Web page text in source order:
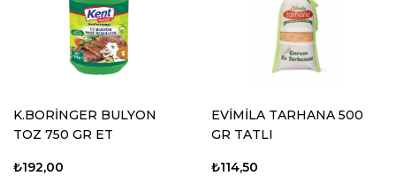
K.BORİNGER BULYON
TOZ 750 GR ET
₺192,00
EVİMİLA TARHANA 500
GR TATLI
₺114,50